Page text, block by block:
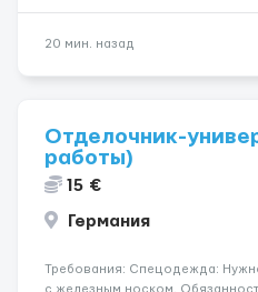
20 мин. назад
Отделочник-
работы)
15 €
Германия
Требования: Спецодежда:
с железным носком.